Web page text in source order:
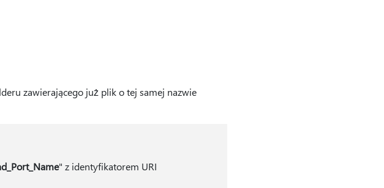
zawierającego już plik o tej samej nazwie
" z identyfikatorem URI